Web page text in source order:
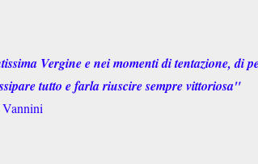
Vergine e nei momenti di tentazione, di
tutto e farla riuscire sempre vittoriosa"
Vannini